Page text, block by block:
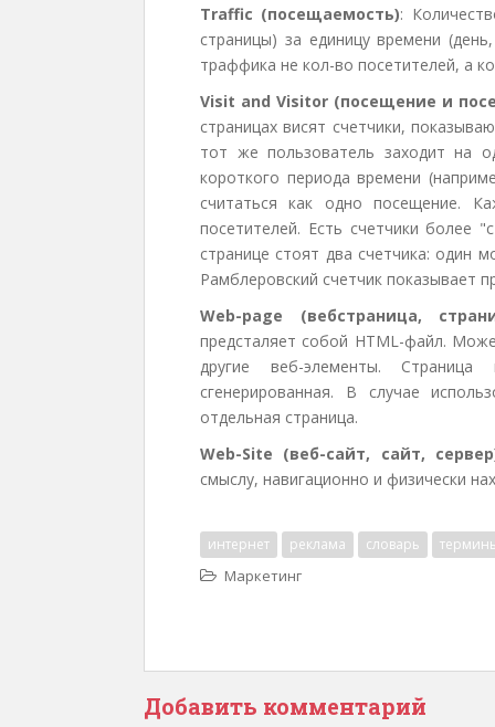
Traffic (посещаемость):
страницы) за единицу времени
траффика не кол-во посетителей, а
Visit and Visitor (посещение и
страницах висят счетчики,
тот же пользователь заходит на
короткого периода времени
считаться как одно посещение.
посетителей. Есть счетчики более
странице стоят два счетчика: один
Рамблеровский счетчик показывает
Web-page (вебстраница,
предсталяет собой HTML-файл.
другие веб-элементы.
сгенерированная. В случае
отдельная страница.
Web-Site (веб-сайт, сайт,
смыслу, навигационно и физически
интернет реклама словарь
Маркетинг
Добавить комментарий